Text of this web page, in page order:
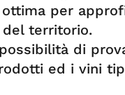
per
del territorio.
di
ed i vini